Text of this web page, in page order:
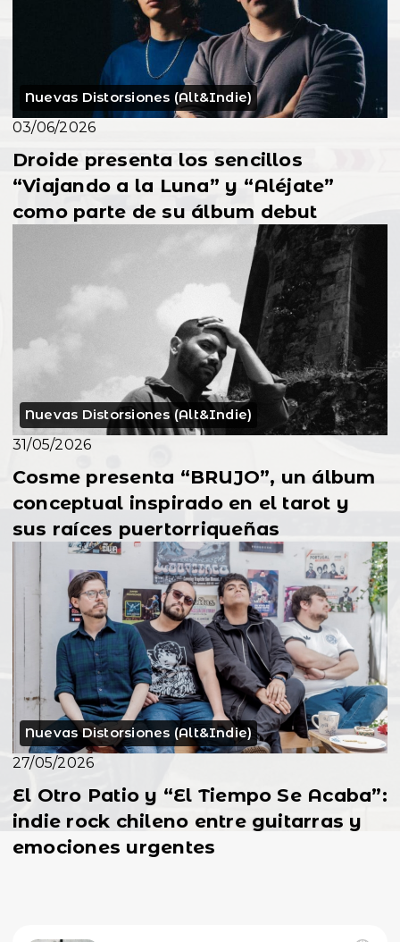
Nuevas Distorsiones (Alt&Indie)
03/06/2026
Droide presenta los sencillos
“Viajando a la Luna” y “Aléjate”
como parte de su álbum debut
Nuevas Distorsiones (Alt&Indie)
31/05/2026
Cosme presenta “BRUJO”, un álbum
conceptual inspirado en el tarot y
sus raíces puertorriqueñas
Nuevas Distorsiones (Alt&Indie)
27/05/2026
El Otro Patio y “El Tiempo Se Acaba”:
indie rock chileno entre guitarras y
emociones urgentes